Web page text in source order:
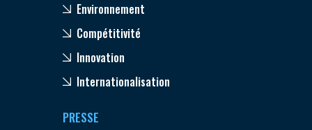
Environnement
Compétitivité
Innovation
Internationalisation
PRESSE